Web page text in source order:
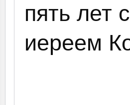
пять лет
иереем